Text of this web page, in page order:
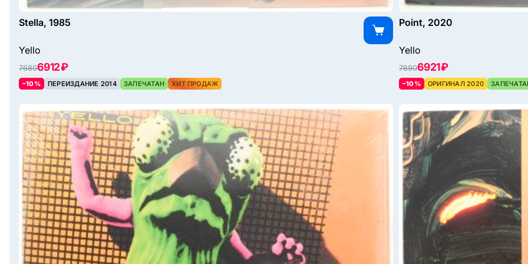
Stella, 1985
Yello
76806912 ₽
–10% ПЕРЕИЗДАНИЕ 2014 ЗАПЕЧАТАН ХИТ ПРОДАЖ
Point, 2020
Yello
76906921 ₽
–10% ОРИГИНАЛ 2020